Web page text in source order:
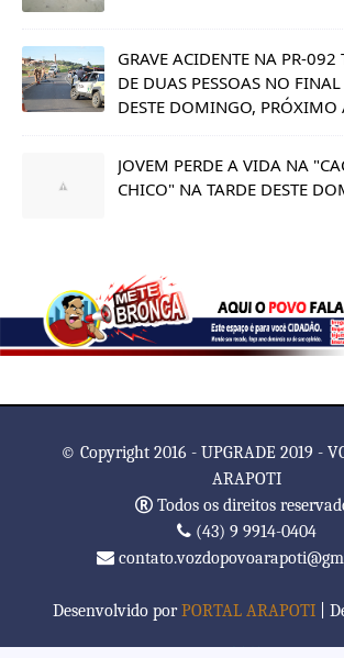
GRAVE ACIDENTE NA PR-
DE DUAS PESSOAS NO
DESTE DOMINGO, PRÓXIMO
JOVEM PERDE A VIDA NA
CHICO" NA TARDE DESTE
© Copyright 2016 - UPGRADE 2019 -
ARAPOTI
Todos os direitos
(43) 9 9914-0404
Desenvolvido porPORTAL ARAPOTI |
TemplatesYard